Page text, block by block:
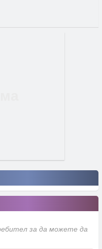
за да можете да